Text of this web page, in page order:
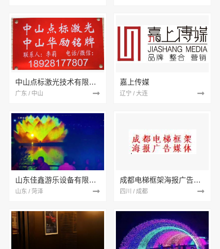
中山点标激光技术有限公司
广东 / 中山
嘉上传媒
辽宁 / 大连
山东佳鑫游乐设备有限公司
山东 / 菏泽
成都电梯框架海报广告媒体
四川 / 成都